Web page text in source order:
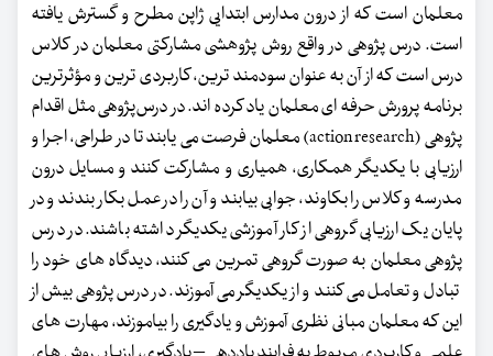
معلمان است که از درون مدارس ابتدایی ژاپن مطرح و گسترش یافته
است. درس پژوهی در واقع روش پژوهشی مشارکتی معلمان در کلاس
درس است که از آن به عنوان سودمند ترین، کاربردی ترین و مؤثرترین
برنامه پرورش حرفه ای معلمان یاد کرده اند. در درس‌پژوهی مثل اقدام
پژوهی (action research) معلمان فرصت می یابند تا در طراحی، اجرا و
ارزیابی با یکدیگر همکاری، همیاری و مشارکت کنند و مسایل درون
مدرسه و کلاس را بکاوند، جوابی بیابند و آن را در عمل بکار بندند و در
پایان یک ارزیابی گروهی از کار آموزشی یکدیگر داشته باشند. در درس
پژوهی معلمان به صورت گروهی تمرین می کنند، دیدگاه های خود را
تبادل و تعامل می کنند و از یکدیگر می آموزند. در درس پژوهی بیش از
این که معلمان مبانی نظری آموزش و یادگیری را بیاموزند، مهارت های